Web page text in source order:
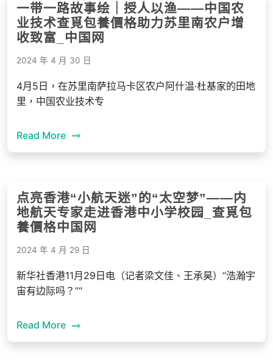
一带一路故事绘｜授人以渔——中国农
业技术查覓包養價格助力苏里南农户增
收致富_中国网
2024 年 4 月 30 日
4月5日，在苏里南萨拉马卡区农户阿什温·杜基家的田地
里，中国农业技术专
Read More
点亮香港“小航天迷”的“太空梦”——内
地航天专家走进香港中小学校园_查覓包
養價格中国网
2024 年 4 月 29 日
新华社香港11月29日电（记者梁文佳、王承昊）“浩瀚宇
宙有边际吗？”“
Read More